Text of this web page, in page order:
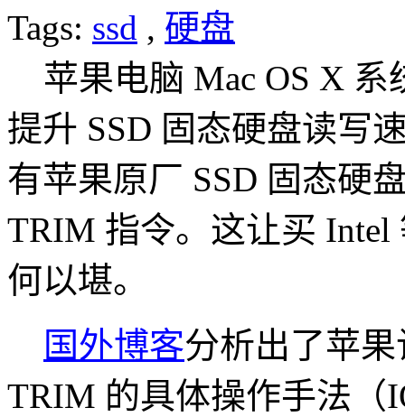
Tags: ssd , 硬盘
苹果电脑 Mac OS X
提升 SSD 固态硬盘读写
有苹果原厂 SSD 固态硬
TRIM 指令。这让买 Intel
何以堪。
国外博客分析出了苹果
TRIM 的具体操作手法（